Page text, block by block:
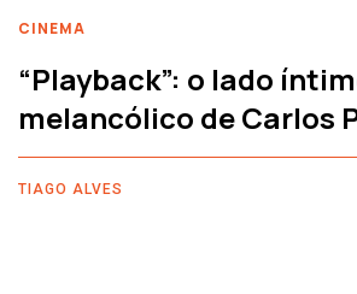
CINEMA
“Playback”: o lado
melancólico de Carlos
TIAGO ALVES